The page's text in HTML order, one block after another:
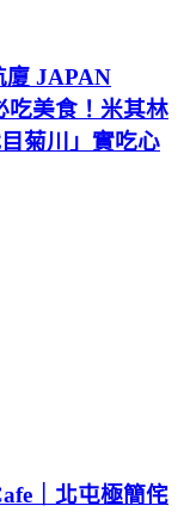
廈 JAPAN
美食！米其林
菊川」實吃心
｜北屯極簡侘